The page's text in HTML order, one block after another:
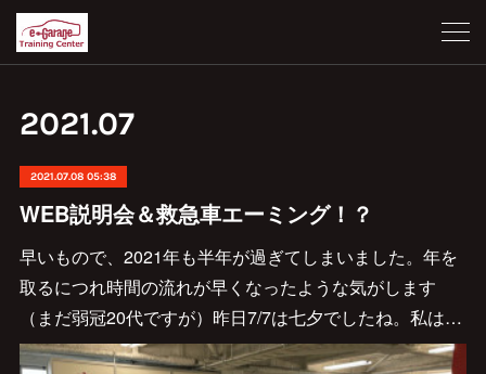
2021.07
2021.07.08 05:38
WEB説明会＆救急車エーミング！？
早いもので、2021年も半年が過ぎてしまいました。年を
取るにつれ時間の流れが早くなったような気がします
（まだ弱冠20代ですが）昨日7/7は七夕でしたね。私は…